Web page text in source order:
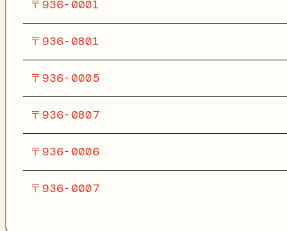
〒936-0001
〒936-0801
〒936-0005
〒936-0807
〒936-0006
〒936-0007